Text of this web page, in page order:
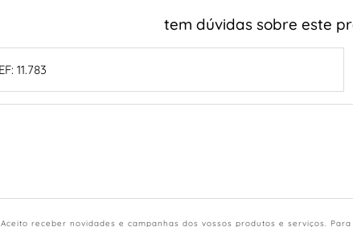
tem dúvidas sobre este
Aceito receber novidades e campanhas dos vossos produtos e serviços.